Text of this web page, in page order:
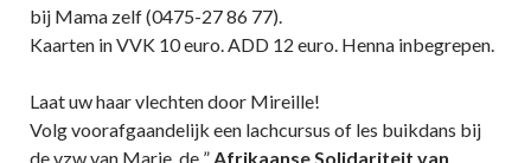
bij Mama zelf (0475-27 86 77).
Kaarten in VVK 10 euro. ADD 12 euro. Henna inbegrepen.
Laat uw haar vlechten door Mireille!
Volg voorafgaandelijk een lachcursus of les buikdans bij
de vzw van Marie, de ”Afrikaanse Solidariteit van